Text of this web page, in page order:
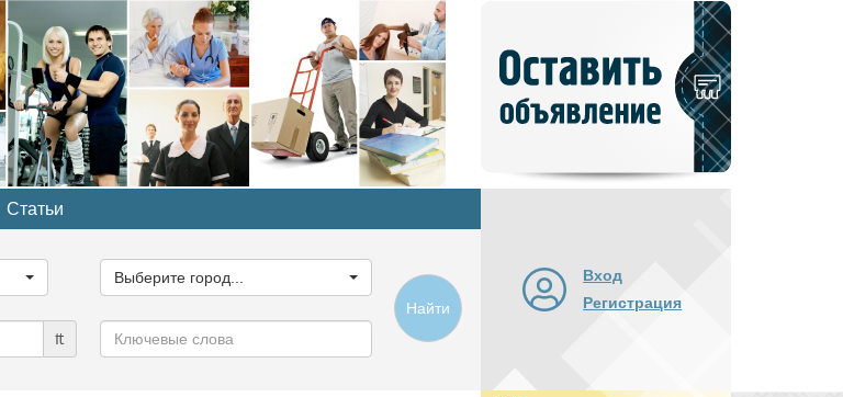
объявление
Статьи
город...
Выберите город...
₶
Ключевые
слова
Найти
Вход
Регистрация